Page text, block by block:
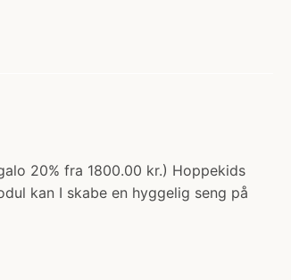
20% fra 1800.00 kr.) Hoppekids
kan I skabe en hyggelig seng på